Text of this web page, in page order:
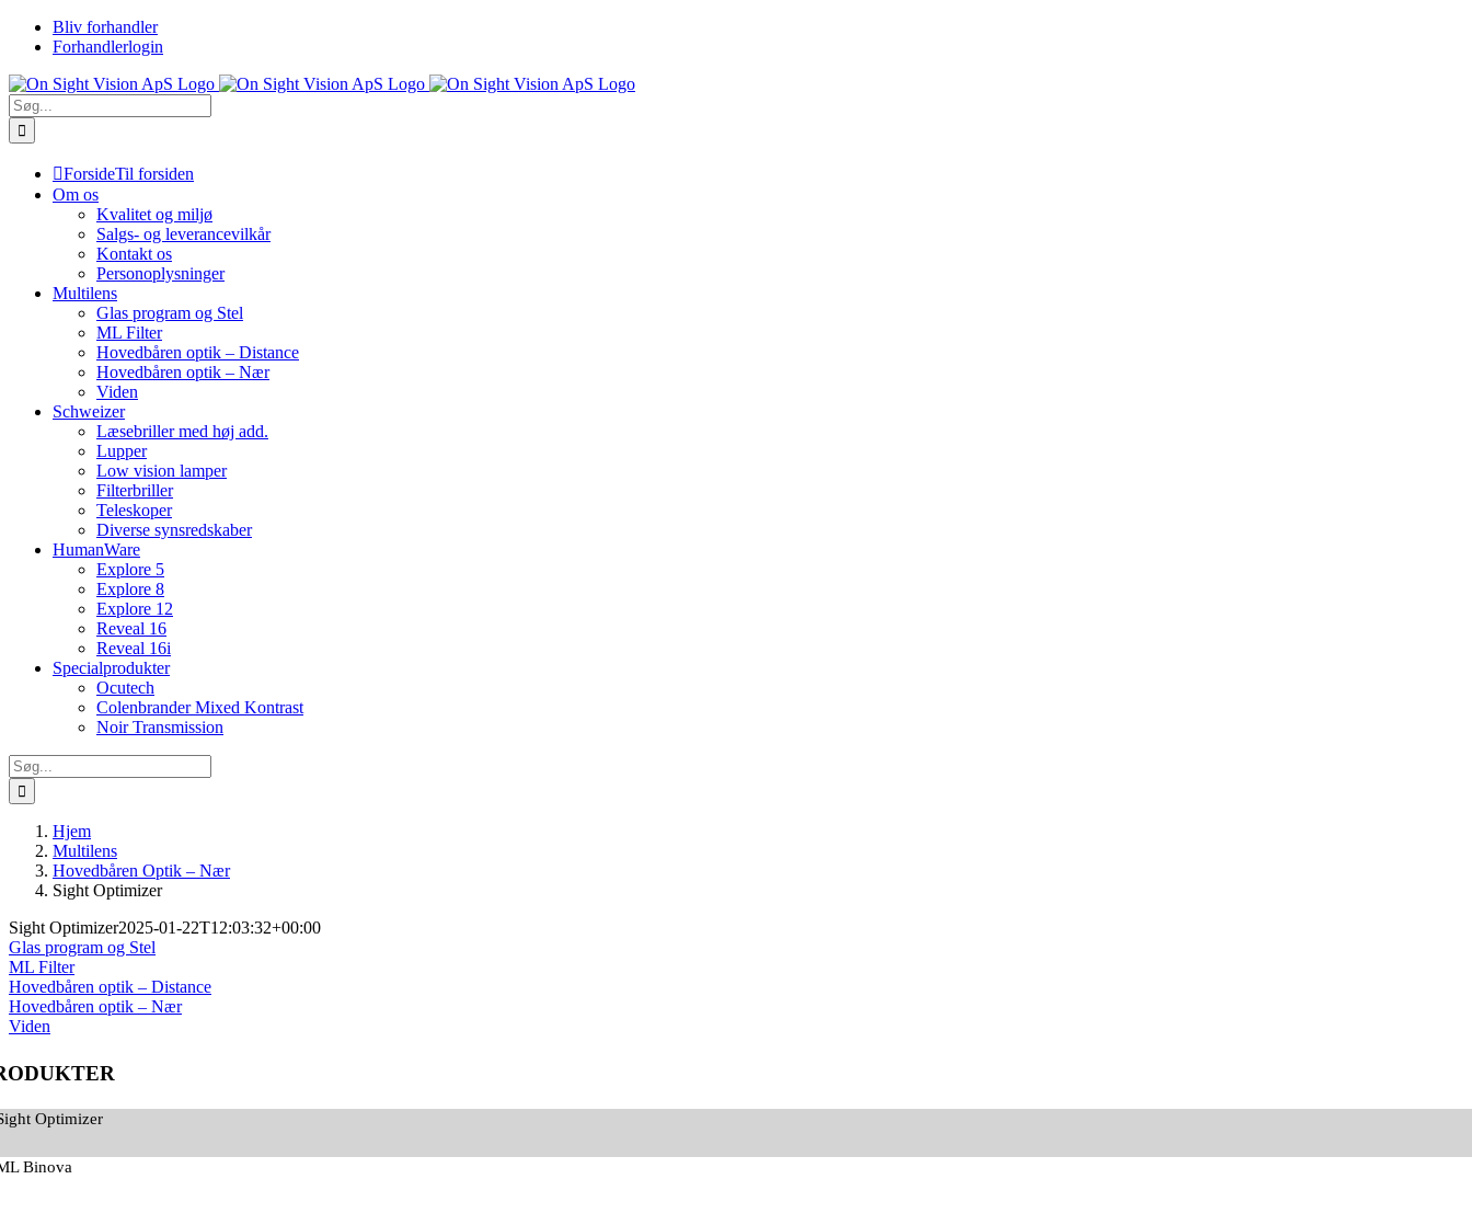
Skip
Bliv forhandler
Forhandlerlogin
Søg
efter:
ForsideTil forsiden
Om os
Kvalitet og miljø
Salgs- og leverancevilkår
Kontakt os
Personoplysninger
Multilens
Glas program og Stel
ML Filter
Hovedbåren optik – Distance
Hovedbåren optik – Nær
Viden
Schweizer
Læsebriller med høj add.
Lupper
Low vision lamper
Filterbriller
Teleskoper
Diverse synsredskaber
HumanWare
Explore 5
Explore 8
Explore 12
Reveal 16
Reveal 16i
Specialprodukter
Ocutech
Colenbrander Mixed Kontrast
Noir Transmission
Søg
efter:
Hjem
Multilens
Hovedbåren Optik – Nær
Sight Optimizer
Sight Optimizer2025-01-22T12:03:32+00:00
Glas program og Stel
ML Filter
Hovedbåren optik – Distance
Hovedbåren optik – Nær
Viden
Optimizer
Binova